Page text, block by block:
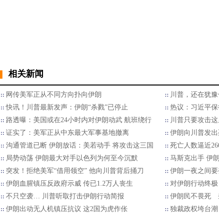
相关新闻
网传美军正从不同方向扑向伊朗
川普，还在犹
快讯！川普最新发声：伊朗“杀戮”已停止
热议：习近平
路透曝：美国或在24小时内对伊朗动武 航班绕行
川普只要攻击
证实了：美军正从中东最大军事基地撤离
伊朗向川普发
沟通管道已断 伊朗放话：美若动手 将攻击这三国
死亡人数逼近
局势动荡 伊朗最大对手以色列为何至今沉默
马斯克出手 伊
突发！拒绝美军“借用领空” 他向川普背后捅刀
伊朗一夜之间
伊朗血腥镇压反政府示威 传已1.2万人丧生
对伊朗行动终
不只空袭… 川普听取打击伊朗行动简报
伊朗民不畏死
伊朗出动无人机镇压抗议 这2国为虎作伥
独裁政权垮台